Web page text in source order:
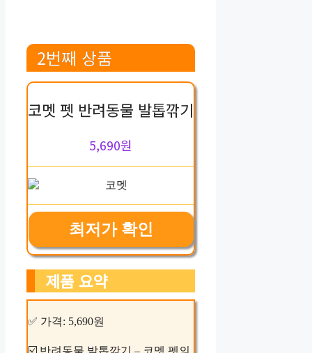
2번째 상품
코멧 펫 반려동물 발톱깎기
5,690원
최저가 확인
제품 요약
✅ 가격: 5,690원